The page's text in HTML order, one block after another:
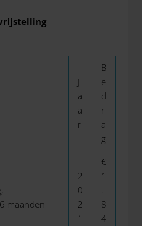
J
a
a
r
B
e
d
r
a
g
maanden
2
0
2
1
€
1
.
8
4